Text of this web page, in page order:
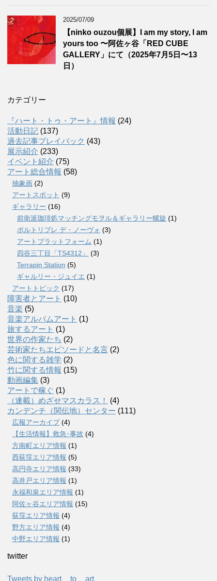
2025/07/09
【ninko ouzou個展】I am my story, I am
yours too 〜阿佐ヶ谷「RED CUBE
GALLERY」にて（2025年7月5日〜13
日）
カテゴリー
『ハート・トゥ・アート』情報 (24)
活動日記 (137)
過去記事プレイバック (43)
展示紹介 (233)
イベント紹介 (75)
アート総合情報 (58)
抽象画 (2)
アートスポット (9)
ギャラリー (16)
前衛派珈琲処マッチングモヲル＆ギャラリー螺旋 (1)
ポルトリブレ デ・ノーヴォ (3)
アートプラットフォーム (1)
四谷三丁目「TS4312」
(3)
Terrapin Station (5)
ギャルリー・ジュイエ (1)
アートトピック (17)
障害者とアート (10)
音楽 (5)
音楽アルバムアート (1)
旅するアート (1)
世界の作家たち (2)
芸術家たちエピソードと名言 (2)
色に関する雑学 (2)
竹に関する情報 (15)
動画編集 (3)
アートで稼ぐ (1)
（連載）めざせマスカラス！
(4)
カンデンチ（関伝地）センター (111)
広報アーカイブ (4)
【生活情報】救急･事故 (4)
方南町エリア情報 (1)
西荻窪エリア情報 (5)
高円寺エリア情報 (33)
高井戸エリア情報 (1)
永福和泉エリア情報 (1)
阿佐ヶ谷エリア情報 (15)
荻窪エリア情報 (4)
野方エリア情報 (4)
中野エリア情報 (1)
twitter
Tweets by heart__to__art